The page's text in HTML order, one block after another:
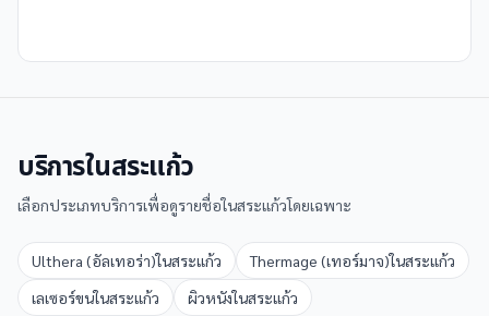
บริการในสระแก้ว
เลือกประเภทบริการเพื่อดูรายชื่อในสระแก้วโดยเฉพาะ
Ulthera (อัลเทอร่า)ในสระแก้ว Thermage (เทอร์มาจ)ในสระแก้ว
เลเซอร์ขนในสระแก้ว ผิวหนังในสระแก้ว